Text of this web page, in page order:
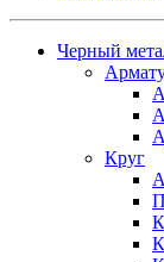
Черный
Круг